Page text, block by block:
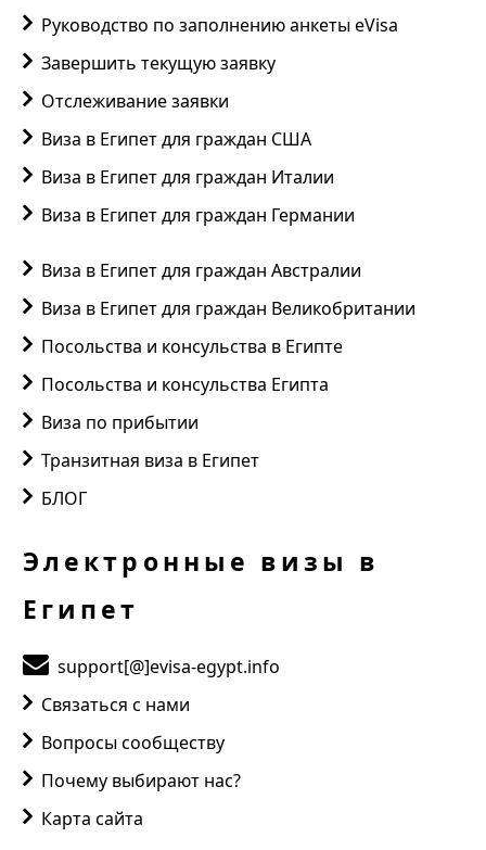
Руководство по заполнению анкеты eVisa
Завершить текущую заявку
Отслеживание заявки
Виза в Египет для граждан США
Виза в Египет для граждан Италии
Виза в Египет для граждан Германии
Виза в Египет для граждан Австралии
Виза в Египет для граждан Великобритании
Посольства и консульства в Египте
Посольства и консульства Египта
Виза по прибытии
Транзитная виза в Египет
БЛОГ
Электронные визы в
Египет
support[@]evisa-egypt.info
Связаться с нами
Вопросы сообществу
Почему выбирают нас?
Карта сайта